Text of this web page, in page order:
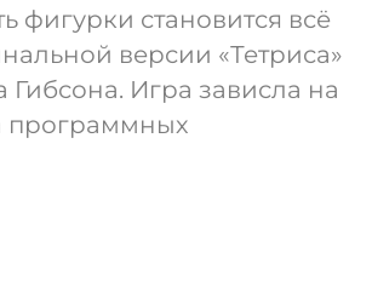
фигурки становится всё
версии «Тетриса»
Игра зависла на
программных